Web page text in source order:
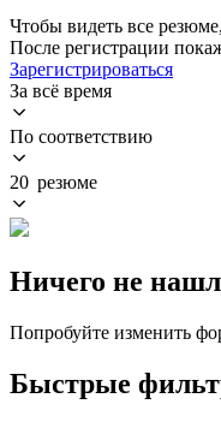
Чтобы видеть все
После регистрации
Зарегистрироваться
За всё время
По соответствию
20 резюме
Ничего не
Попробуйте изменить
Быстрые